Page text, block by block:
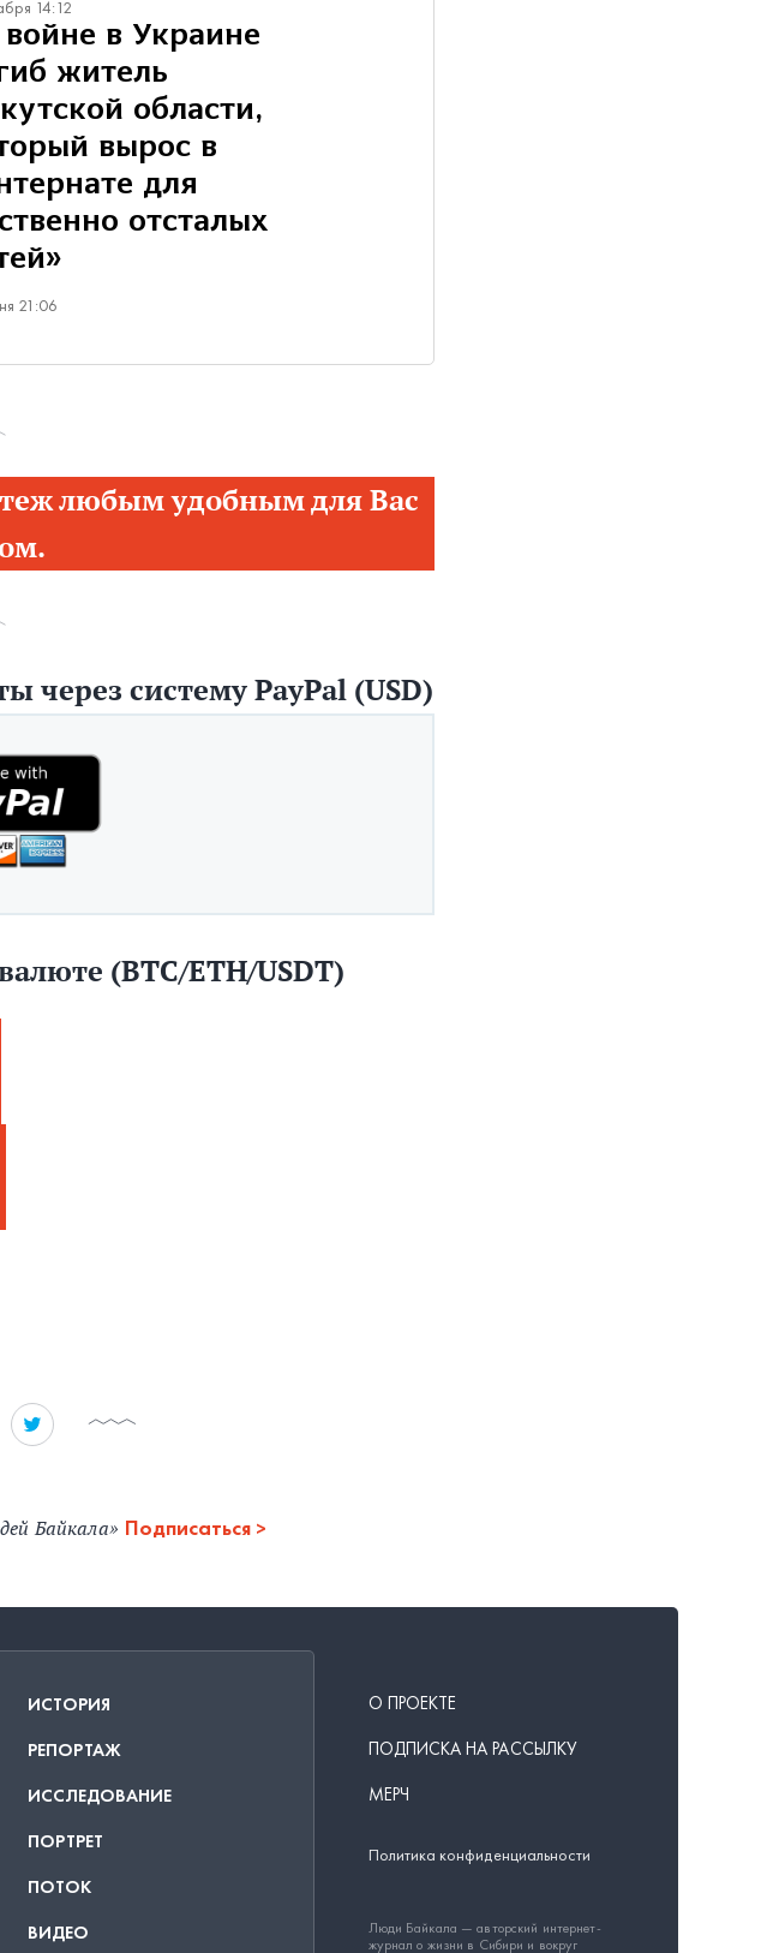
14:12
в Украине
житель
области,
вырос в
для
отсталых
21:06
любым удобным для Вас
через систему PayPal (USD)
(BTC/ETH/USDT)
Байкала» Подписаться
ИСТОРИЯ
РЕПОРТАЖ
ИССЛЕДОВАНИЕ
ПОРТРЕТ
ПОТОК
ВИДЕО
О ПРОЕКТЕ
ПОДПИСКА НА РАССЫЛКУ
МЕРЧ
Политика конфиденциальности
Люди Байкала — авторский интернет-
журнал о жизни в Сибири и вокруг